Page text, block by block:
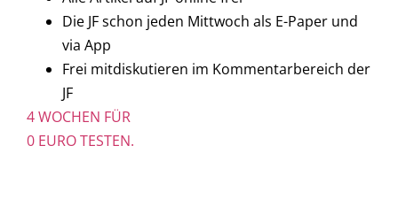
Die JF schon jeden Mittwoch als E-Paper und
via App
Frei mitdiskutieren im Kommentarbereich der
JF
4 WOCHEN FÜR
0 EURO TESTEN.